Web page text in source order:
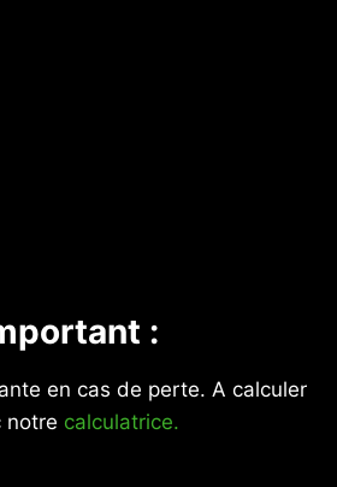
:
en cas de perte. A calculer
notre calculatrice.